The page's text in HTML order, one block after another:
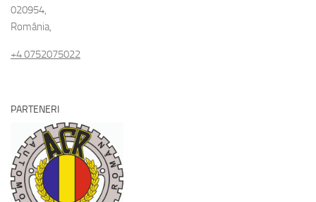
020954,
România,
+4 0752075022
PARTENERI